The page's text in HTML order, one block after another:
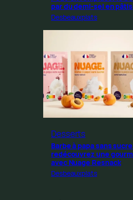
par du demi-sel en
Desbeauxplats
Desserts
Barbe à papa sans
redécouvrez une
avec Nuage Resnack
Desbeauxplats